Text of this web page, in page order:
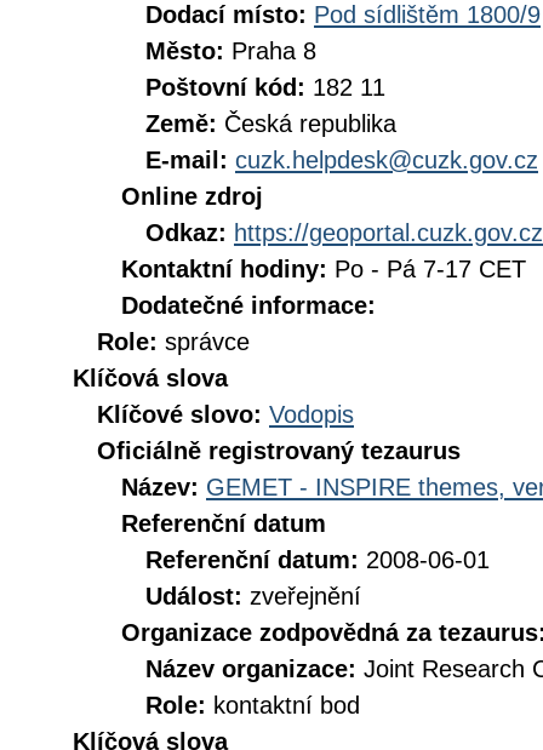
Dodací místo: Pod sídlištěm 1800/9
Město: Praha 8
Poštovní kód: 182 11
Země: Česká republika
E-mail: cuzk.helpdesk@cuzk.gov.cz
Online zdroj
Odkaz: https://geoportal.cuzk.gov.cz
Kontaktní hodiny: Po - Pá 7-17 CET
Dodatečné informace:
Role: správce
Klíčová slova
Klíčové slovo: Vodopis
Oficiálně registrovaný tezaurus
Název: GEMET - INSPIRE themes,
Referenční datum
Referenční datum: 2008-06-01
Událost: zveřejnění
Organizace zodpovědná za
Název organizace: Joint Research
Role: kontaktní bod
Klíčová slova